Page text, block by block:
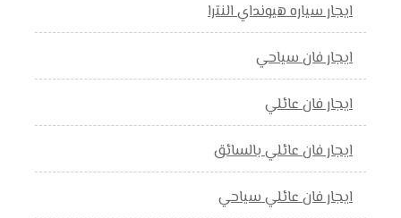
ايجار سياره هيونداي النترا
ايجار فان سياحي
ايجار فان عائلي
ايجار فان عائلي بالسائق
ايجار فان عائلي سياحي